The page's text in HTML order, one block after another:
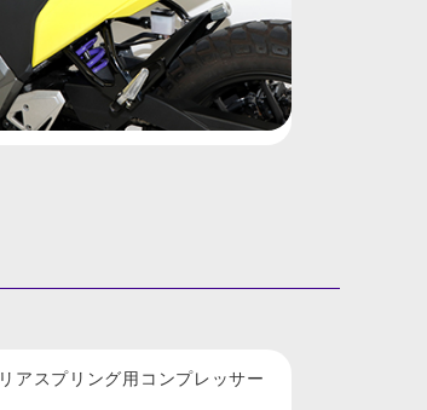
リアスプリング用コンプレッサー